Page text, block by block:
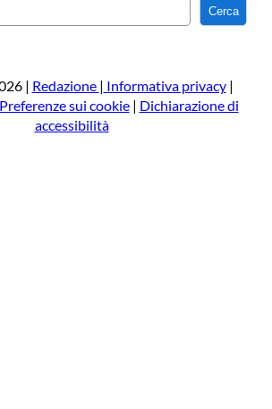
e
a
Cerca
| Redazione | Informativa privacy|
Preferenze sui cookie| Dichiarazione di
accessibilità